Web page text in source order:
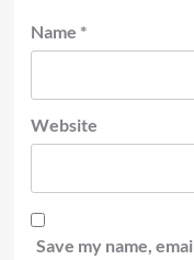
Name *
Website
Save my name,